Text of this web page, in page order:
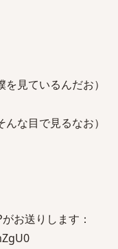
見ているんだお）
な目で見るなお）
お送りします：